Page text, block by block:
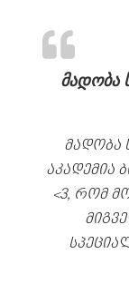
მადობა
მადობა
აკადემია
<3, რომ